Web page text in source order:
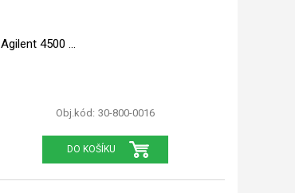
Agilent 4500
Obj.kód: 30-800-0016
DO KOŠÍKU